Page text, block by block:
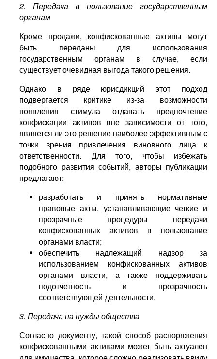
2. Передача в пользование государственным
органам
Кроме продажи, конфискованные активы могут
быть переданы для использования
государственным органам в случае, если
существует очевидная выгода такого решения.
Однако в ряде юрисдикций этот подход
подвергается критике из-за возможности
появления стимула отдавать предпочтение
конфискации активов вне зависимости от того,
является ли это решение наиболее эффективным с
точки зрения привлечения виновного лица к
ответственности. Для того, чтобы избежать
подобного развития событий, авторы публикации
предлагают:
разработать и принять нормативные
правовые акты, устанавливающие четкие и
прозрачные процедуры передачи
конфискованных активов в пользование
органами власти;
обеспечить надлежащий надзор за
использованием конфискованных активов
органами власти, а также поддерживать
подотчетность и прозрачность
соответствующей деятельности.
3. Передача на нужды общества
Согласно документу, такой способ распоряжения
конфискованными активами может быть актуален